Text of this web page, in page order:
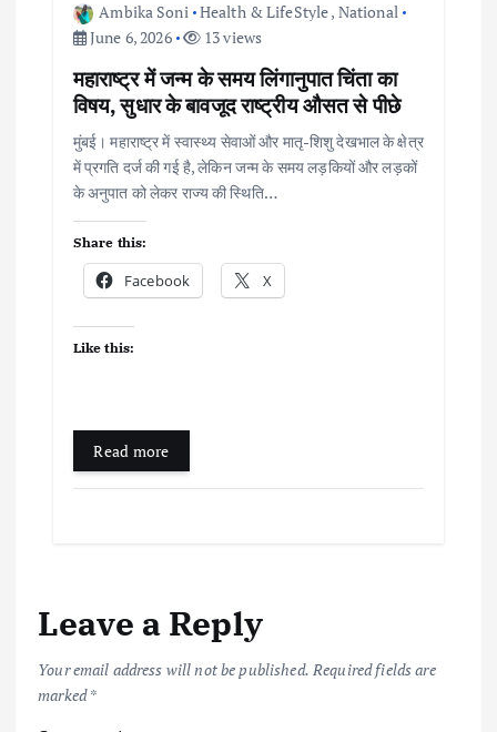
Ambika Soni Health & LifeStyle, National
June 6, 2026
13 views
महाराष्ट्र में जन्म के समय लिंगानुपात चिंता का
विषय, सुधार के बावजूद राष्ट्रीय औसत से पीछे
मुंबई। महाराष्ट्र में स्वास्थ्य सेवाओं और मातृ-शिशु देखभाल के क्षेत्र
में प्रगति दर्ज की गई है, लेकिन जन्म के समय लड़कियों और लड़कों
के अनुपात को लेकर राज्य की स्थिति…
Share this:
Facebook X
Like this:
Read more
Leave a Reply
Your email address will not be published. Required fields are
marked*